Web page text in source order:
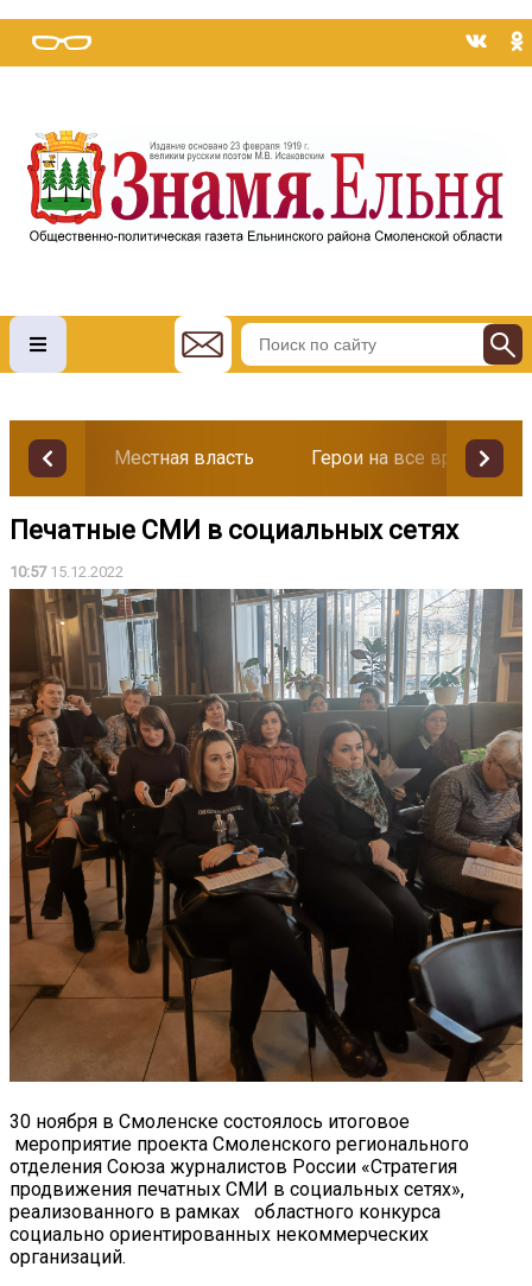
Местная власть Герои на все времена
Печатные СМИ в социальных сетях
10:5715.12.2022
30 ноября в Смоленске состоялось итоговое
мероприятие проекта Смоленского регионального
отделения Союза журналистов России «Стратегия
продвижения печатных СМИ в социальных сетях»,
реализованного в рамках областного конкурса
социально ориентированных некоммерческих
организаций.